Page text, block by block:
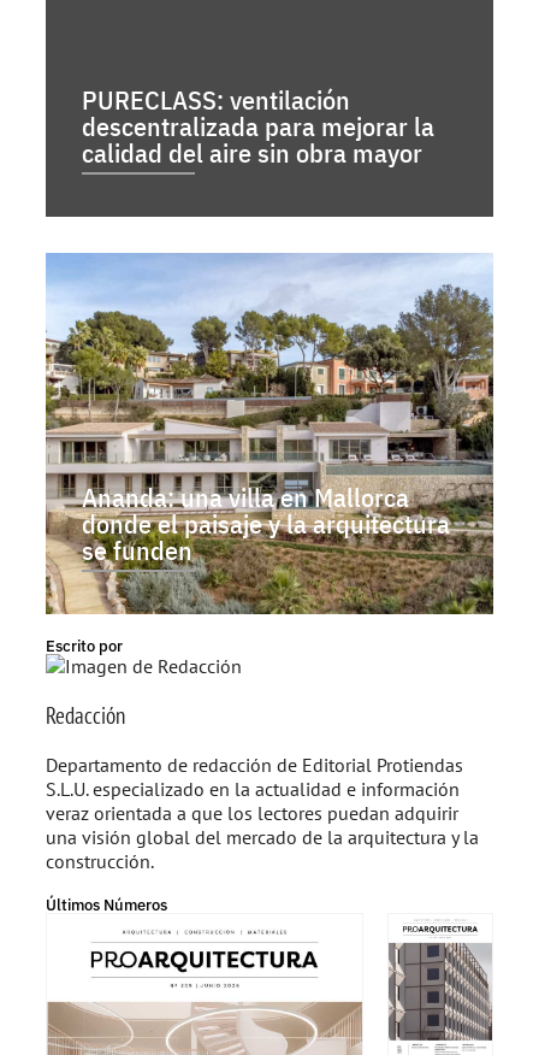
PURECLASS: ventilación
descentralizada para mejorar la
calidad del aire sin obra mayor
Ananda: una villa en Mallorca
donde el paisaje y la arquitectura
se funden
Escrito por
Redacción
Departamento de redacción de Editorial Protiendas
S.L.U. especializado en la actualidad e información
veraz orientada a que los lectores puedan adquirir
una visión global del mercado de la arquitectura y la
construcción.
Últimos Números